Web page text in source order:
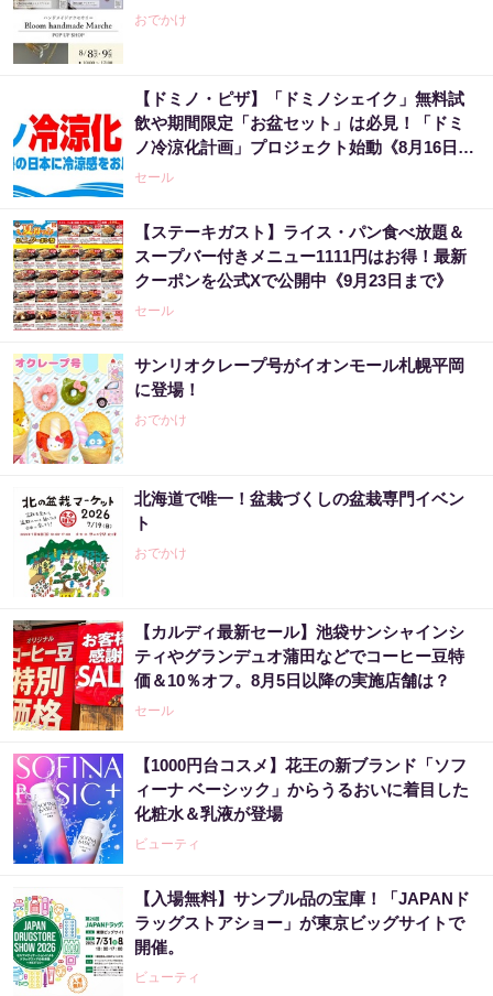
おでかけ
【ドミノ・ピザ】「ドミノシェイク」無料試
飲や期間限定「お盆セット」は必見！「ドミ
ノ冷涼化計画」プロジェクト始動《8月16日ま
で》
セール
【ステーキガスト】ライス・パン食べ放題＆
スープバー付きメニュー1111円はお得！最新
クーポンを公式Xで公開中《9月23日まで》
セール
サンリオクレープ号がイオンモール札幌平岡
に登場！
おでかけ
北海道で唯一！盆栽づくしの盆栽専門イベン
ト
おでかけ
【カルディ最新セール】池袋サンシャインシ
ティやグランデュオ蒲田などでコーヒー豆特
価＆10％オフ。8月5日以降の実施店舗は？
セール
【1000円台コスメ】花王の新ブランド「ソフ
ィーナ ベーシック」からうるおいに着目した
化粧水＆乳液が登場
ビューティ
【入場無料】サンプル品の宝庫！「JAPANド
ラッグストアショー」が東京ビッグサイトで
開催。
ビューティ